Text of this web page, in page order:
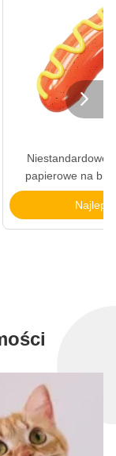
Niestandardowe
papierowe na
dziewczynek
